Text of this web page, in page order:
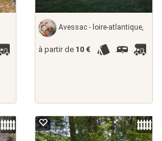
Avessac - loire-atlantique,
à partir de 10 €